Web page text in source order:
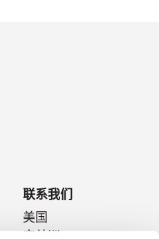
联系我们
美国